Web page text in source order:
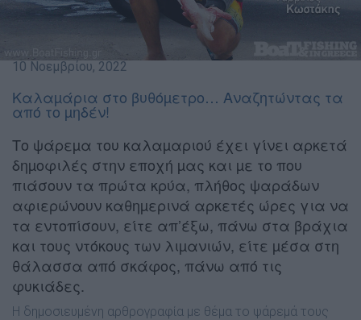
10 Νοεμβρίου, 2022
Καλαµάρια στο βυθόµετρο… Αναζητώντας τα
από το µηδέν!
Το ψάρεµα του καλαµαριού έχει γίνει αρκετά
δηµοφιλές στην εποχή µας και µε το που
πιάσουν τα πρώτα κρύα, πλήθος ψαράδων
αφιερώνουν καθηµερινά αρκετές ώρες για να
τα εντοπίσουν, είτε απ’έξω, πάνω στα βράχια
και τους ντόκους των λιµανιών, είτε µέσα στη
θάλασσα από σκάφος, πάνω από τις
φυκιάδες.
Η δηµοσιευµένη αρθρογραφία µε θέµα το ψάρεµά τους